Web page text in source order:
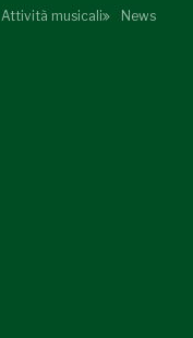
Attività musicali News